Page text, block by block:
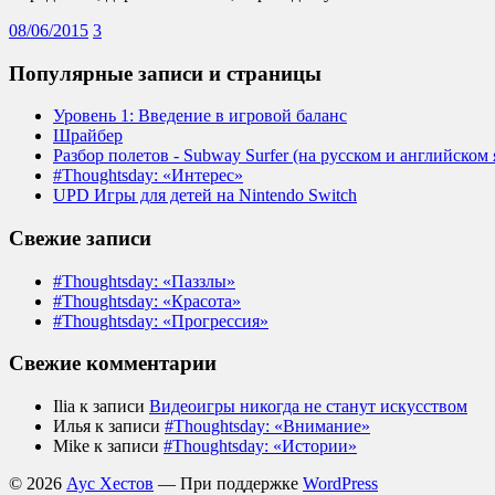
08/06/2015 3
Популярные записи и страницы
Уровень 1: Введение в игровой баланс
Шрайбер
Разбор полетов - Subway Surfer (на русском и английском
#Thoughtsday: «Интерес»
UPD Игры для детей на Nintendo Switch
Свежие записи
#Thoughtsday: «Паззлы»
#Thoughtsday: «Красота»
#Thoughtsday: «Прогрессия»
Свежие комментарии
Ilia к записи Видеоигры никогда не станут искусством
Илья к записи #Thoughtsday: «Внимание»
Mike к записи #Thoughtsday: «Истории»
© 2026 Аус Хестов — При поддержке WordPress